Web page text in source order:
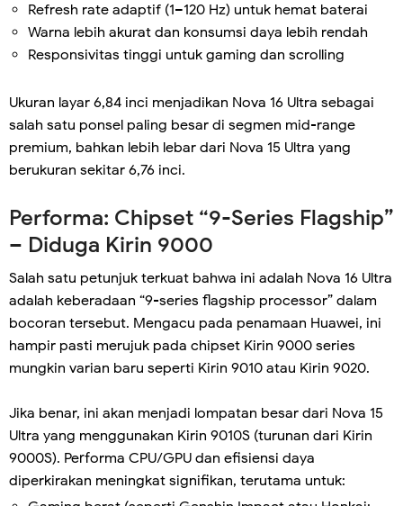
Refresh rate adaptif (1–120 Hz) untuk hemat baterai
Warna lebih akurat dan konsumsi daya lebih rendah
Responsivitas tinggi untuk gaming dan scrolling
Ukuran layar 6,84 inci menjadikan Nova 16 Ultra sebagai
salah satu ponsel paling besar di segmen mid-range
premium, bahkan lebih lebar dari Nova 15 Ultra yang
berukuran sekitar 6,76 inci.
Performa: Chipset “9-Series Flagship”
– Diduga Kirin 9000
Salah satu petunjuk terkuat bahwa ini adalah Nova 16 Ultra
adalah keberadaan “9-series flagship processor” dalam
bocoran tersebut. Mengacu pada penamaan Huawei, ini
hampir pasti merujuk pada chipset Kirin 9000 series
mungkin varian baru seperti Kirin 9010 atau Kirin 9020.
Jika benar, ini akan menjadi lompatan besar dari Nova 15
Ultra yang menggunakan Kirin 9010S (turunan dari Kirin
9000S). Performa CPU/GPU dan efisiensi daya
diperkirakan meningkat signifikan, terutama untuk: